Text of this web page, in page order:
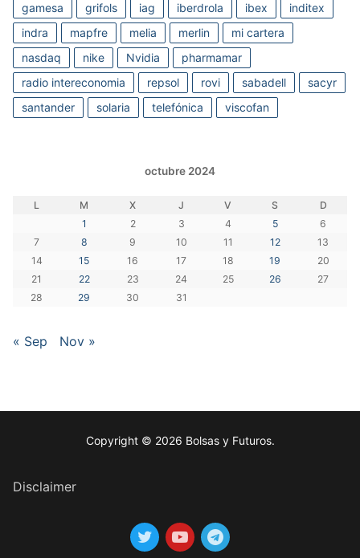
gamesa
grifols iag iberdrola ibex
inditex
indra
mapfre melia merlin
mi cartera
nasdaq
nike Nvidia
pharmamar
radio intereconomia
repsol rovi sabadell
sacyr
santander
solaria telefónica viscofan
octubre 2024
L M X J V S
D
1
2 3 4 5
6
7
8 9 10 11 12
13
14
15 16 17 18 19
20
21
22 23 24 25 26
27
28
29 30 31
« Sep Nov »
Copyright © 2026 Bolsas y Futuros.
Disclaimer